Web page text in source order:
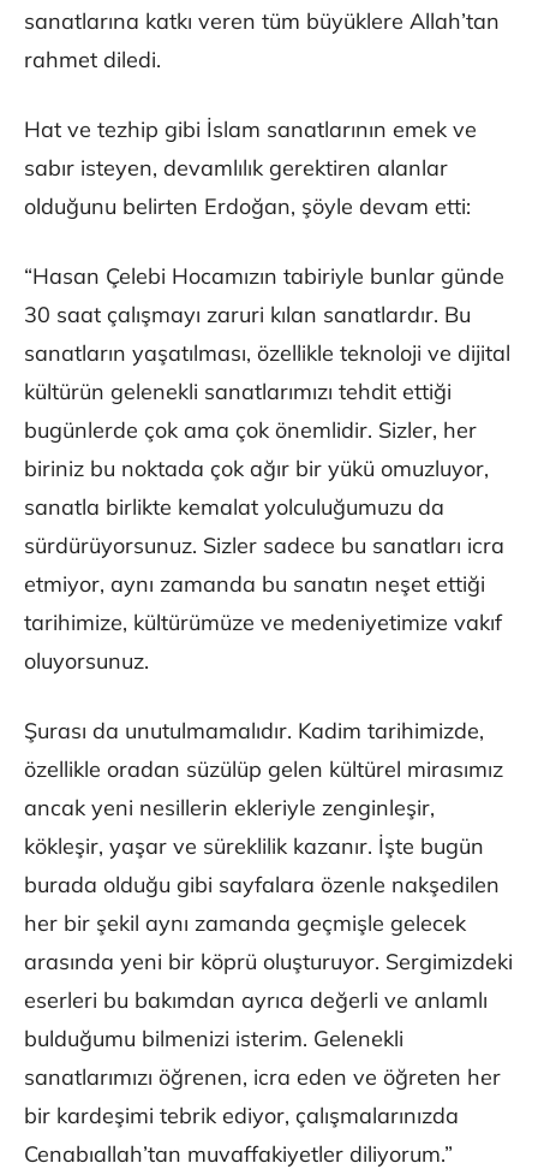
sanatlarına katkı veren tüm büyüklere Allah’tan
rahmet diledi.
Hat ve tezhip gibi İslam sanatlarının emek ve
sabır isteyen, devamlılık gerektiren alanlar
olduğunu belirten Erdoğan, şöyle devam etti:
“Hasan Çelebi Hocamızın tabiriyle bunlar günde
30 saat çalışmayı zaruri kılan sanatlardır. Bu
sanatların yaşatılması, özellikle teknoloji ve dijital
kültürün gelenekli sanatlarımızı tehdit ettiği
bugünlerde çok ama çok önemlidir. Sizler, her
biriniz bu noktada çok ağır bir yükü omuzluyor,
sanatla birlikte kemalat yolculuğumuzu da
sürdürüyorsunuz. Sizler sadece bu sanatları icra
etmiyor, aynı zamanda bu sanatın neşet ettiği
tarihimize, kültürümüze ve medeniyetimize vakıf
oluyorsunuz.
Şurası da unutulmamalıdır. Kadim tarihimizde,
özellikle oradan süzülüp gelen kültürel mirasımız
ancak yeni nesillerin ekleriyle zenginleşir,
kökleşir, yaşar ve süreklilik kazanır. İşte bugün
burada olduğu gibi sayfalara özenle nakşedilen
her bir şekil aynı zamanda geçmişle gelecek
arasında yeni bir köprü oluşturuyor. Sergimizdeki
eserleri bu bakımdan ayrıca değerli ve anlamlı
bulduğumu bilmenizi isterim. Gelenekli
sanatlarımızı öğrenen, icra eden ve öğreten her
bir kardeşimi tebrik ediyor, çalışmalarınızda
Cenabıallah’tan muvaffakiyetler diliyorum.”